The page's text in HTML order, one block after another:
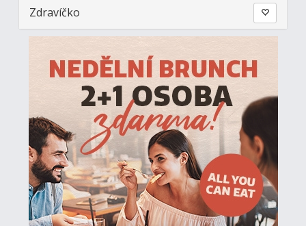
Zdravíčko